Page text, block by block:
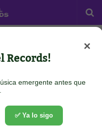
×
Records!
emergente antes que
✅ Ya lo sigo